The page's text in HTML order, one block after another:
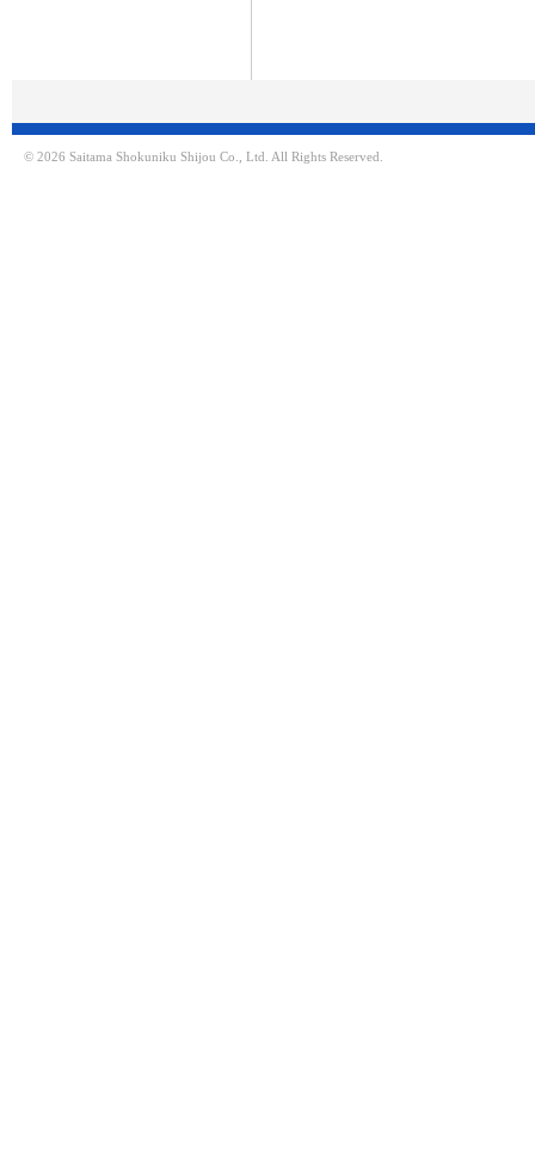
© 2026 Saitama Shokuniku Shijou Co., Ltd. All Rights Reserved.